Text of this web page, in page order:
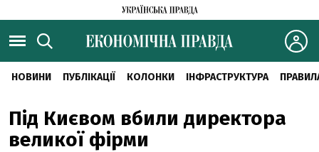
НОВИНИ ПУБЛІКАЦІЇ КОЛОНКИ ІНФРАСТРУКТУРА
Під Києвом вбили директора
великої фірми